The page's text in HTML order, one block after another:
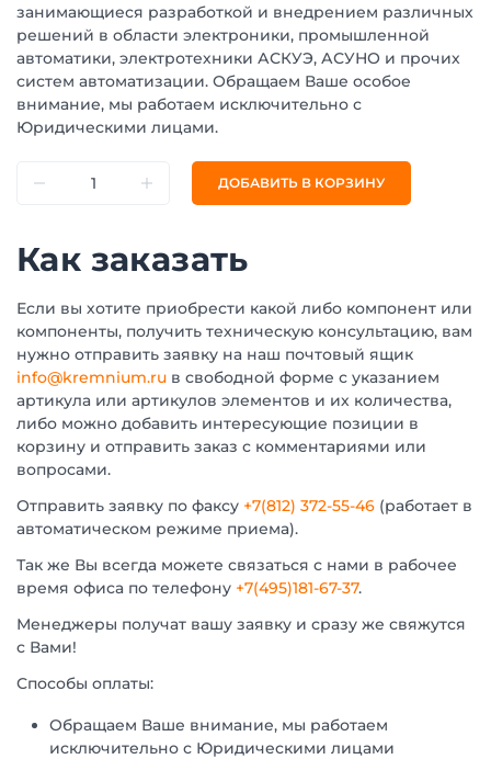
занимающиеся разработкой и внедрением различных
решений в области электроники, промышленной
автоматики, электротехники АСКУЭ, АСУНО и прочих
систем автоматизации. Обращаем Ваше особое
внимание, мы работаем исключительно с
Юридическими лицами.
ДОБАВИТЬ В КОРЗИНУ
Как заказать
Если вы хотите приобрести какой либо компонент или
компоненты, получить техническую консультацию, вам
нужно отправить заявку на наш почтовый ящик
info@kremnium.ru в свободной форме с указанием
артикула или артикулов элементов и их количества,
либо можно добавить интересующие позиции в
корзину и отправить заказ с комментариями или
вопросами.
Отправить заявку по факсу +7(812) 372-55-46 (работает в
автоматическом режиме приема).
Так же Вы всегда можете связаться с нами в рабочее
время офиса по телефону +7(495)181-67-37.
Менеджеры получат вашу заявку и сразу же свяжутся
с Вами!
Способы оплаты:
Обращаем Ваше внимание, мы работаем
исключительно с Юридическими лицами